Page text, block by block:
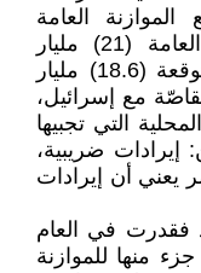
العامة
2023، حيث بلغت قيمة الموازنة العامة (21) مليار
شيكل، وبلغت اجمالي الإيرادات المتوقعة (18.6) مليار
المقاصّة مع إسرائيل،
المحلية التي تجبيها
ضريبية،
يعني أن إيرادات
فقدرت في العام
جزء منها للموازنة